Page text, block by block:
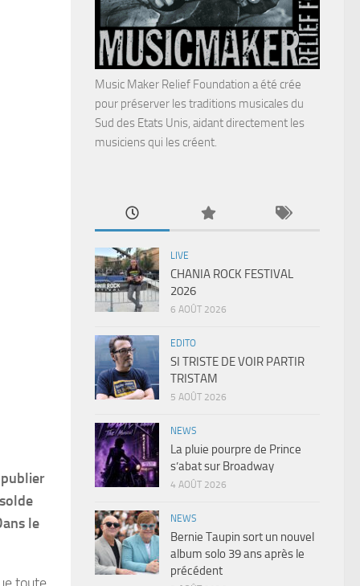
publier
le
Music Maker Relief Foundation a été crée
pour préserver les traditions musicales du
Sud des Etats Unis, aidant directement les
musiciens qui les créent.
LIVE
CHANIA ROCK FESTIVAL
2026
6 AOÛT 2026
EDITO
SI TRISTE DE VOIR PARTIR
TRISTAM
5 AOÛT 2026
NEWS
La pluie pourpre de Prince
s’abat sur Broadway
4 AOÛT 2026
NEWS
Bernie Taupin sort un nouvel
album solo 39 ans après le
précédent